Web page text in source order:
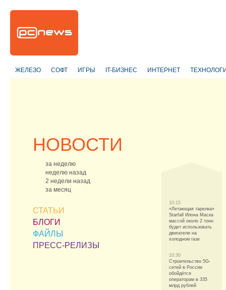
ЖЕЛЕЗО СОФТ ИГРЫ IT-БИЗНЕС ИНТЕРНЕТ
НОВОСТИ
за неделю
неделю назад
2 недели назад
за месяц
СТАТЬИ
БЛОГИ
ФАЙЛЫ
ПРЕСС-РЕЛИЗЫ
10:15
«Летающая тарелка»
Starfall Илона Маска
массой около 2 тонн
будет использовать
двигатели на
холодном газе
10:30
Строительство 5G-
сетей в России
обойдётся
операторам в 335
млрд рублей